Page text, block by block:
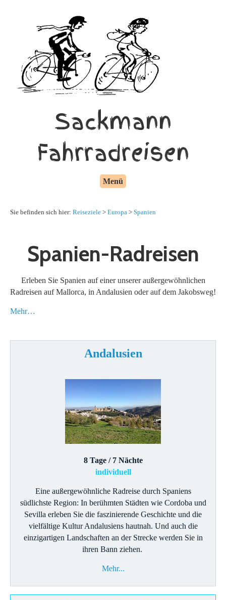
Sackmann
Fahrradreisen
Menü
Sie befinden sich hier: Reiseziele > Europa > Spanien
Spanien-Radreisen
Erleben Sie Spanien auf einer unserer außergewöhnlichen
Radreisen auf Mallorca, in Andalusien oder auf dem Jakobsweg!
Mehr…
Andalusien
8 Tage / 7 Nächte
individuell
Eine außergewöhnliche Radreise durch Spaniens
südlichste Region: In berühmten Städten wie Cordoba und
Sevilla erleben Sie die faszinierende Geschichte und die
vielfältige Kultur Andalusiens hautnah. Und auch die
einzigartigen Landschaften an der Strecke werden Sie in
ihren Bann ziehen.
Mehr...